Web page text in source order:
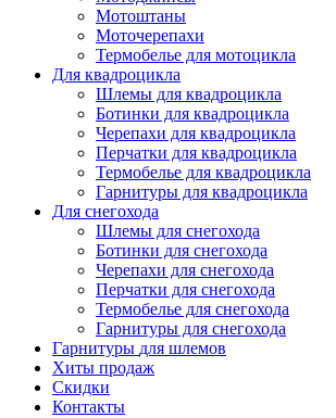
Мотоштаны
Моточерепахи
Термобелье для мотоцикла
Для квадроцикла
Шлемы для квадроцикла
Ботинки для квадроцикла
Черепахи для квадроцикла
Перчатки для квадроцикла
Термобелье для квадроцикла
Гарнитуры для квадроцикла
Для снегохода
Шлемы для снегохода
Ботинки для снегохода
Черепахи для снегохода
Перчатки для снегохода
Термобелье для снегохода
Гарнитуры для снегохода
Гарнитуры для шлемов
Хиты продаж
Скидки
Контакты